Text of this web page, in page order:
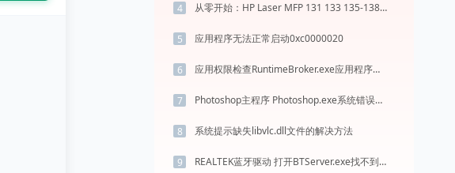
4 从零开始：HP Laser MFP 131 133 135-138打印机驱动的下载及安装流程
5 应用程序无法正常启动0xc0000020
6 应用权限检查RuntimeBroker.exe应用程序错误0xc0000008解决方法
7 Photoshop主程序 Photoshop.exe系统错误msvcr100.dll丢失如何解决
8 系统提示缺失libvlc.dll文件的解决方法
9 REALTEK蓝牙驱动 打开BTServer.exe找不到vendorcmdexport.dll怎么办